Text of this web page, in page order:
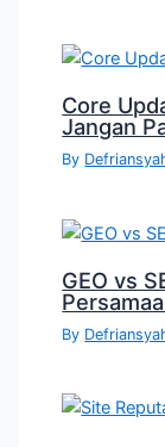
Core
Jangan
By
GEO vs
By